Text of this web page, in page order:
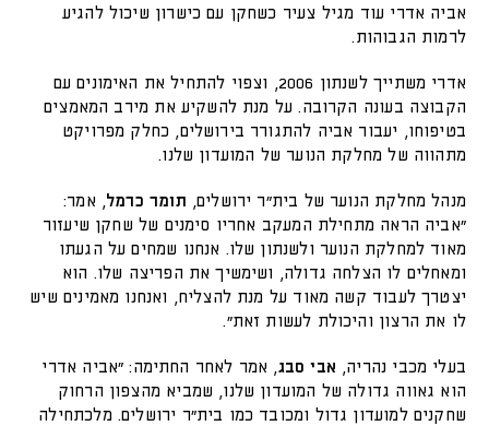
אביה אדרי עוד מגיל צעיר כשחקן עם כישרון שיכול להגיע
לרמות הגבוהות.
אדרי משתייך לשנתון 2006, וצפוי להתחיל את האימונים עם
הקבוצה בעונה הקרובה. על מנת להשקיע את מירב המאמצים
בטיפוחו, יעבור אביה להתגורר בירושלים, כחלק מפרויקט
מתהווה של מחלקת הנוער של המועדון שלנו.
מנהל מחלקת הנוער של בית"ר ירושלים, תומר כרמל, אמר:
"אביה הראה מתחילת המעקב אחריו סימנים של שחקן שיעזור
מאוד למחלקת הנוער ולשנתון שלו. אנחנו שמחים על הגעתו
ומאחלים לו הצלחה גדולה, ושימשיך את הפריצה שלו. הוא
יצטרך לעבוד קשה מאוד על מנת להצליח, ואנחנו מאמינים שיש
לו את הרצון והיכולת לעשות זאת".
בעלי מכבי נהריה, אבי סבג, אמר לאחר החתימה: "אביה אדרי
הוא גאווה גדולה של המועדון שלנו, שמביא מהצפון הרחוק
שחקנים למועדון גדול ומכובד כמו בית"ר ירושלים. מלכתחילה